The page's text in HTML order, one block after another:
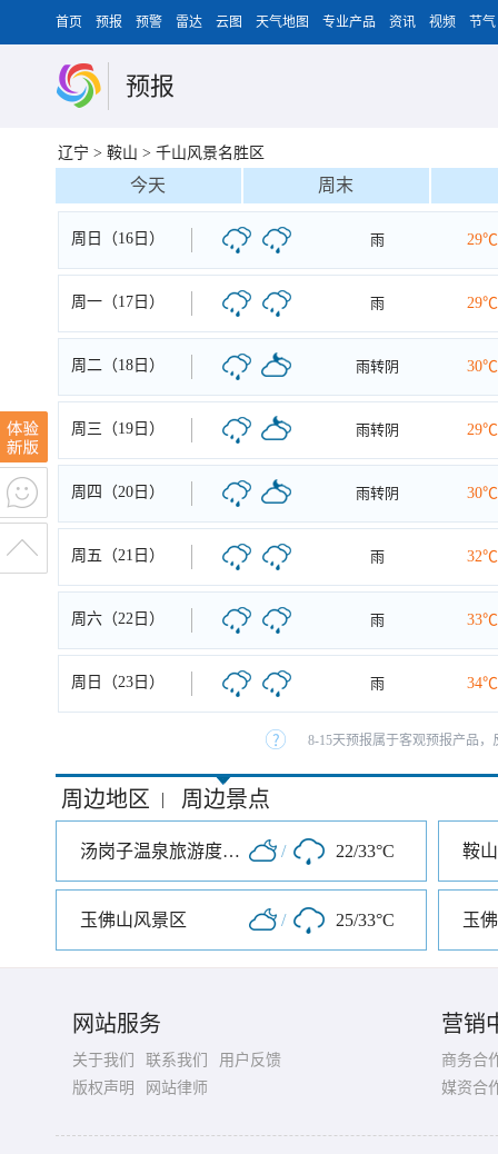
首页 预报 预警 雷达 云图 天气地图 专业产品 资讯 视频 节气
预报
辽宁 > 鞍山 > 千山风景名胜区
今天 周末
周日（16日） 雨 29℃
周一（17日） 雨 29℃
周二（18日） 雨转阴 30℃
周三（19日） 雨转阴 29℃
周四（20日） 雨转阴 30℃
周五（21日） 雨 32℃
周六（22日） 雨 33℃
周日（23日） 雨 34℃
8-15天预报属于客观预报产品
周边地区 | 周边景点
汤岗子温泉旅游度假区 / 22/33°C 鞍
玉佛山风景区 / 25/33°C 玉
网站服务
关于我们 联系我们
用户反馈
版权声明
网站律师
营销
商务合
媒资合